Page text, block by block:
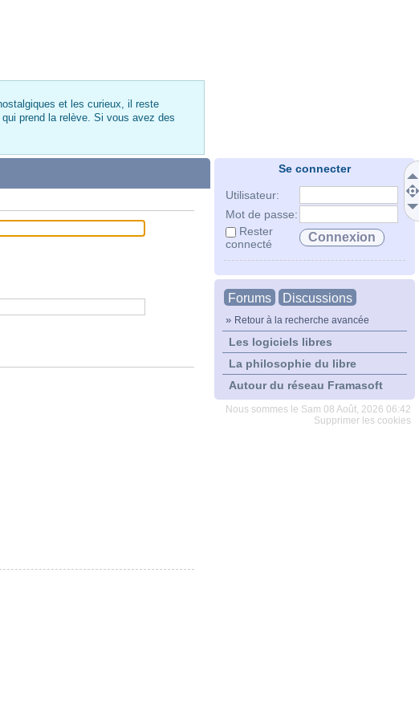
et les curieux, il reste
qui prend la relève. Si vous avez des
Se connecter
Utilisateur:
Mot de passe:
Rester
connecté
Forums Discussions
» Retour à la recherche avancée
Les logiciels libres
La philosophie du libre
Autour du réseau Framasoft
Nous sommes le Sam 08 Août, 2026 06:42
Supprimer les cookies